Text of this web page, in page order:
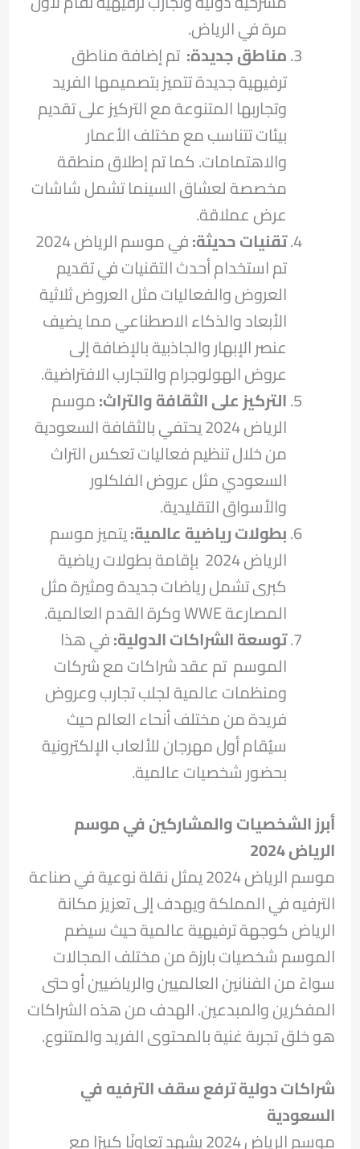
مرة في الرياض.
مناطق جديدة: تم إضافة مناطق
ترفيهية جديدة تتميز بتصميمها الفريد
وتجاربها المتنوعة مع التركيز على تقديم
بيئات تتناسب مع مختلف الأعمار
والاهتمامات. كما تم إطلاق منطقة
مخصصة لعشاق السينما تشمل شاشات
عرض عملاقة.
تقنيات حديثة:
في موسم الرياض 2024
تم استخدام أحدث التقنيات في تقديم
العروض والفعاليات مثل العروض ثلاثية
الأبعاد والذكاء الاصطناعي مما يضيف
عنصر الإبهار والجاذبية بالإضافة إلى
عروض الهولوجرام والتجارب الافتراضية.
التركيز على الثقافة والتراث:موسم
الرياض 2024 يحتفي بالثقافة السعودية
من خلال تنظيم فعاليات تعكس التراث
السعودي مثل عروض الفلكلور
والأسواق التقليدية.
بطولات رياضية عالمية:يتميز موسم
الرياض 2024 بإقامة بطولات رياضية
كبرى تشمل رياضات جديدة ومثيرة مثل
المصارعة WWE وكرة القدم العالمية.
توسعة الشراكات الدولية:في هذا
الموسم تم عقد شراكات مع شركات
ومنظمات عالمية لجلب تجارب وعروض
فريدة من مختلف أنحاء العالم حيث
سيُقام أول مهرجان للألعاب الإلكترونية
بحضور شخصيات عالمية.
أبرز الشخصيات والمشاركين في موسم
الرياض 2024
موسم الرياض 2024 يمثل نقلة نوعية في صناعة
الترفيه في المملكة ويهدف إلى تعزيز مكانة
الرياض كوجهة ترفيهية عالمية حيث سيضم
الموسم شخصيات بارزة من مختلف المجالات
سواءً من الفنانين العالميين والرياضيين أو حتى
المفكرين والمبدعين. الهدف من هذه الشراكات
هو خلق تجربة غنية بالمحتوى الفريد والمتنوع.
شراكات دولية ترفع سقف الترفيه في
السعودية
موسم الرياض 2024 يشهد تعاونًا كبيرًا مع